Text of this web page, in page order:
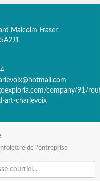
Malcolm Fraser
company/91/
art-charlevoix
de l'entreprise